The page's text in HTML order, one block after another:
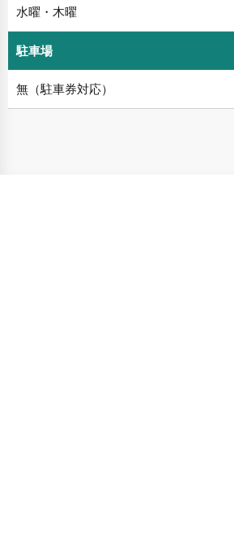
水曜・木曜
駐車場
無（駐車券対応）